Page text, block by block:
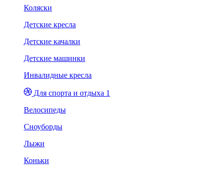
Коляски
Детские кресла
Детские качалки
Детские машинки
Инвалидные кресла
Для спорта и отдыха 1
Велосипеды
Сноуборды
Лыжи
Коньки